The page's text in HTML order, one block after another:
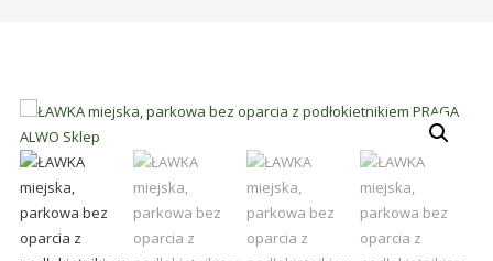
Produkujemy
min.:
różnego
rodzaju
części
do